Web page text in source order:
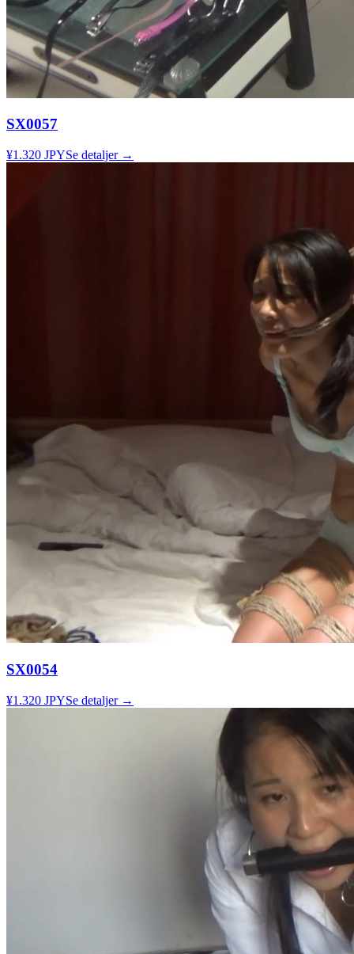
SX0057
¥1.320 JPYSe detaljer →
SX0054
¥1.320 JPYSe detaljer →